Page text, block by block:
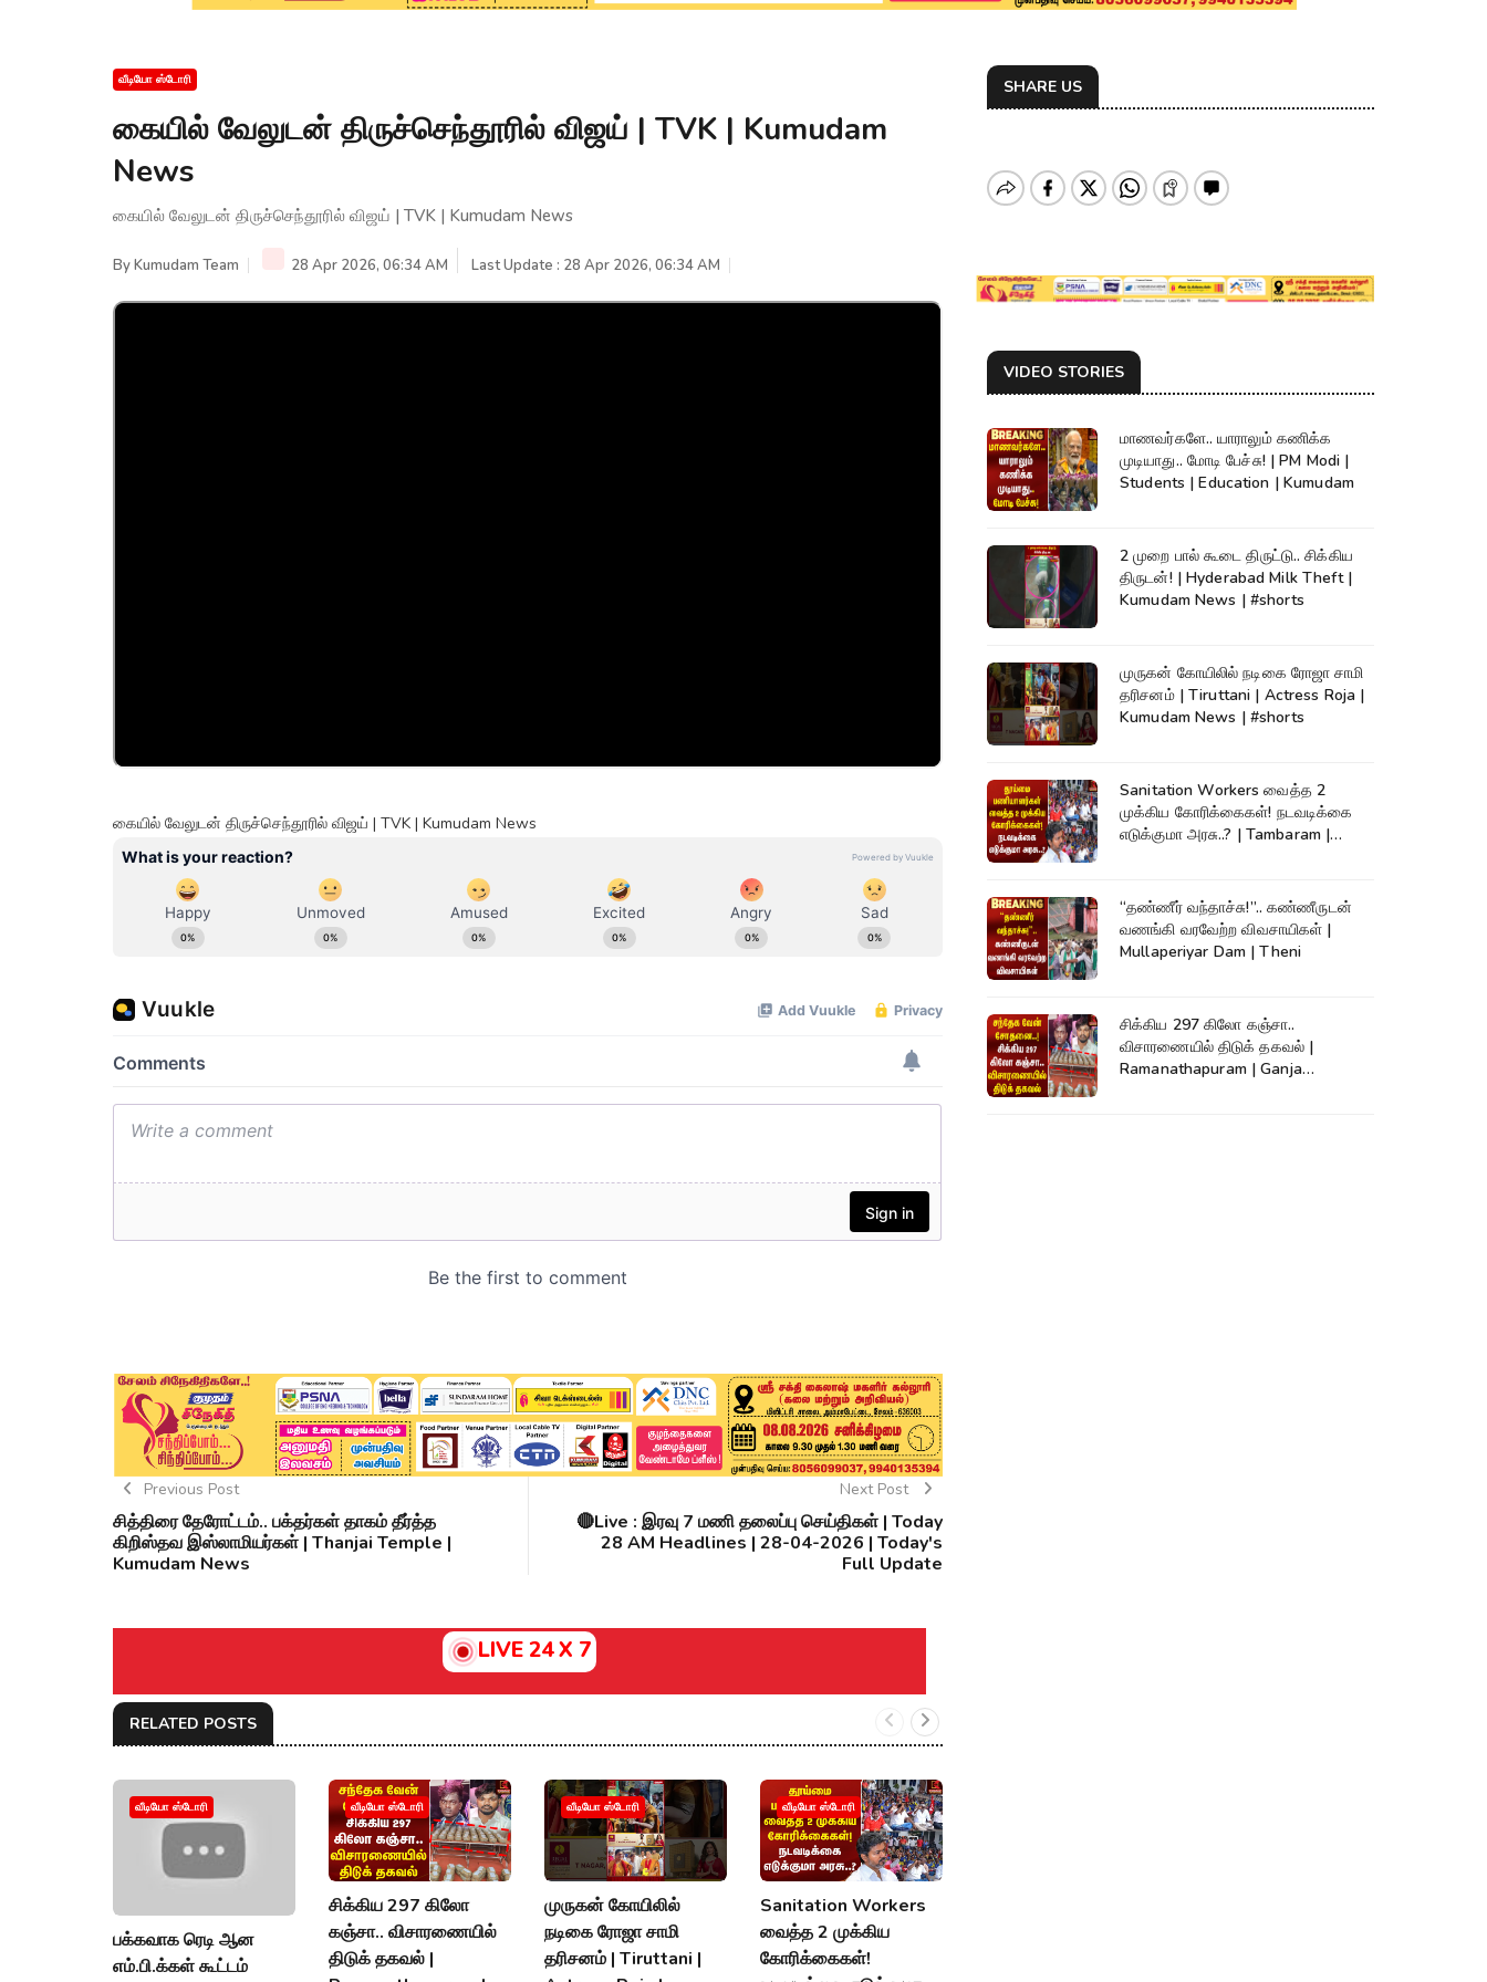
வீடியோ ஸ்டோரி
கையில் வேலுடன் திருச்செந்தூரில் விஜய் | TVK | Kumudam
News
கையில் வேலுடன் திருச்செந்தூரில் விஜய் | TVK | Kumudam News
ByKumudam Team 28 Apr 2026, 06:34 AM Last Update : 28 Apr 2026, 06:34 AM
கையில் வேலுடன் திருச்செந்தூரில் விஜய் | TVK | Kumudam News
Previous Post
சித்திரை தேரோட்டம்.. பக்தர்கள் தாகம் தீர்த்த
கிறிஸ்தவ இஸ்லாமியர்கள் | Thanjai Temple |
Kumudam News
Next Post
🔴Live : இரவு 7 மணி தலைப்பு செய்திகள் | Today
28 AM Headlines | 28-04-2026 | Today's
Full Update
LIVE 24 X 7
RELATED POSTS
வீடியோ ஸ்டோரி
பக்கவாக ரெடி ஆன
எம்.பி.க்கள் கூட்டம்
வீடியோ ஸ்டோரி
சிக்கிய 297 கிலோ
கஞ்சா.. விசாரணையில்
திடுக் தகவல் |
வீடியோ ஸ்டோரி
முருகன் கோயிலில்
நடிகை ரோஜா சாமி
தரிசனம் | Tiruttani |
வீடியோ ஸ்டோரி
Sanitation Workers
வைத்த 2 முக்கிய
கோரிக்கைகள்!
SHARE US
VIDEO STORIES
மாணவர்களே.. யாராலும் கணிக்க
முடியாது.. மோடி பேச்சு! | PM Modi |
Students | Education | Kumudam
2 முறை பால் கூடை திருட்டு.. சிக்கிய
திருடன்! | Hyderabad Milk Theft |
Kumudam News | #shorts
முருகன் கோயிலில் நடிகை ரோஜா சாமி
தரிசனம் | Tiruttani | Actress Roja |
Kumudam News | #shorts
Sanitation Workers வைத்த 2
முக்கிய கோரிக்கைகள்! நடவடிக்கை
எடுக்குமா அரசு..? | Tambaram |
“தண்ணீர் வந்தாச்சு!”.. கண்ணீருடன்
வணங்கி வரவேற்ற விவசாயிகள் |
Mullaperiyar Dam | Theni
சிக்கிய 297 கிலோ கஞ்சா..
விசாரணையில் திடுக் தகவல் |
Ramanathapuram | Ganja